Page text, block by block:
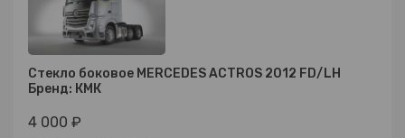
Стекло боковое MERCEDES ACTROS 2012 FD/LH
Бренд: КМК
4 000 ₽